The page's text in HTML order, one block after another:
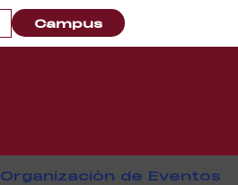
Campus
Organización de Eventos